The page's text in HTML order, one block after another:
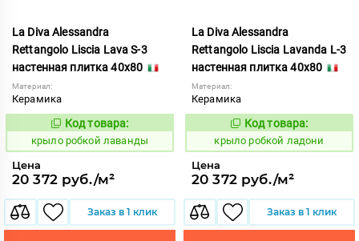
La Diva Alessandra
Rettangolo Liscia Lava S-3
настенная плитка 40x80
Материал:
Керамика
837916
Код товара:
крыло робкой лаванды
Цена
20 372 руб./м²
Заказ в 1 клик
La Diva Alessandra
Rettangolo Liscia Lavanda L-3
настенная плитка 40x80
Материал:
Керамика
837917
Код товара:
крыло робкой ладони
Цена
20 372 руб./м²
Заказ в 1 клик